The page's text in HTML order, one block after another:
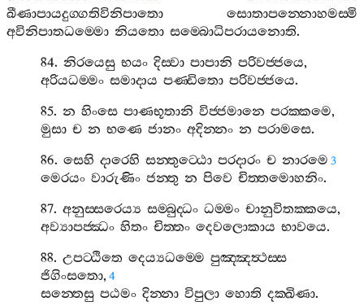
ඛීණාපායදුග‍්ගතිවිනිපාතො
සොතාපන‍්නොහමස‍්මි
අවිනිපාතධම‍්මො නියතො සම‍්බොධිපරායනොති.
84.නිරයෙසු භයං දිස‍්වා පාපානි පරිවජ‍්ජයෙ,
අරියධම‍්මං සමාදාය පණ‍්ඩිතො පරිවජ‍්ජයෙ.
85.න හිංසෙ පාණභූතානි විජ‍්ජමානෙ පරක‍්කමෙ,
මුසා ච න භණෙ ජානං අදින‍්නං න පරාමසෙ.
86.සෙහි දාරෙහි සන‍්තුට‍්ඨො පරදාරං ච නාරමෙ 3
මෙරයං වාරුණිං ජන‍්තු න පිවෙ චිත‍්තමොහනිං.
87.අනුස‍්සරෙය්‍ය සම‍්බුද‍්ධං ධම‍්මං චානුවිතක‍්කයෙ,
අව්‍යාපජ‍්ඣං හිතං චිත‍්තං දෙවලොකාය භාවයෙ.
88.උපට‍්ඨිතෙ දෙය්‍යධම‍්මෙ පුඤ‍්ඤත්‍ථස‍්ස
ජිගිංසතො, 4
සන‍්තෙසු පඨමං දින‍්නා විපුලා හොති දක‍්ඛිණා.